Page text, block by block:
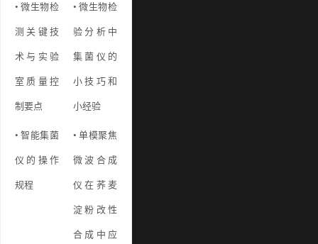
• 微生物检
测关键技
术与实验
室质量控
制要点
• 微生物检
验分析中
集菌仪的
小技巧和
小经验
• 智能集菌
仪的操作
规程
• 单模聚焦
微波合成
仪在荞麦
淀粉改性
合成中应